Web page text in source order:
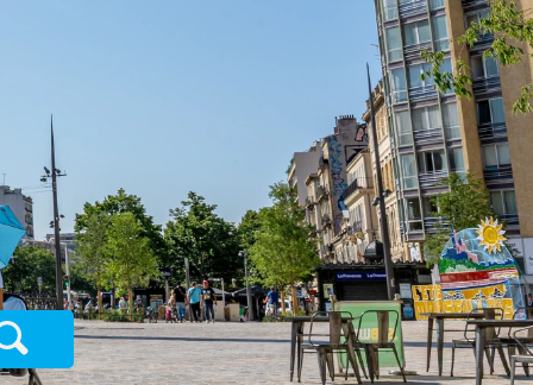
Recherche